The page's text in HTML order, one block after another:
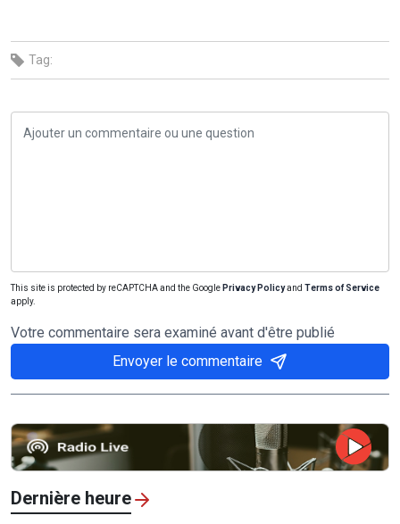
Tag:
This site is protected by reCAPTCHA and the Google Privacy Policyand Terms of Service
apply.
Votre commentaire sera examiné avant d'être publié
Envoyer le commentaire
Dernière heure